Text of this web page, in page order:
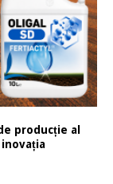
producție al